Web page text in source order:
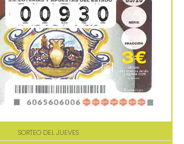
SORTEO DEL JUEVES